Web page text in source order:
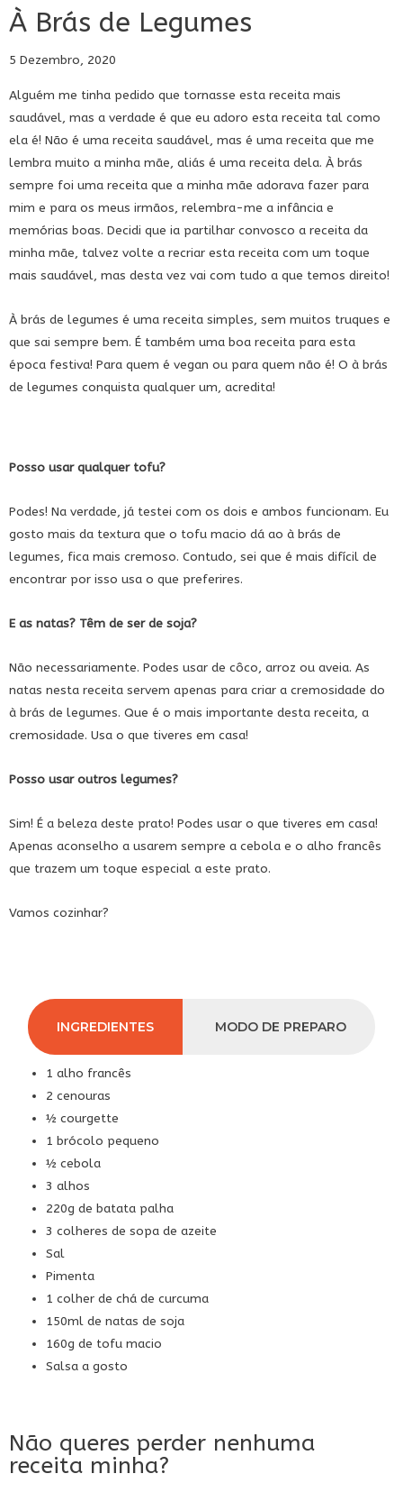
À Brás de Legumes
5 Dezembro, 2020
Alguém me tinha pedido que tornasse esta receita mais
saudável, mas a verdade é que eu adoro esta receita tal como
ela é! Não é uma receita saudável, mas é uma receita que me
lembra muito a minha mãe, aliás é uma receita dela. À brás
sempre foi uma receita que a minha mãe adorava fazer para
mim e para os meus irmãos, relembra-me a infância e
memórias boas. Decidi que ia partilhar convosco a receita da
minha mãe, talvez volte a recriar esta receita com um toque
mais saudável, mas desta vez vai com tudo a que temos direito!
À brás de legumes é uma receita simples, sem muitos truques e
que sai sempre bem. É também uma boa receita para esta
época festiva! Para quem é vegan ou para quem não é! O à brás
de legumes conquista qualquer um, acredita!
Posso usar qualquer tofu?
Podes! Na verdade, já testei com os dois e ambos funcionam. Eu
gosto mais da textura que o tofu macio dá ao à brás de
legumes, fica mais cremoso. Contudo, sei que é mais difícil de
encontrar por isso usa o que preferires.
E as natas? Têm de ser de soja?
Não necessariamente. Podes usar de côco, arroz ou aveia. As
natas nesta receita servem apenas para criar a cremosidade do
à brás de legumes. Que é o mais importante desta receita, a
cremosidade. Usa o que tiveres em casa!
Posso usar outros legumes?
Sim! É a beleza deste prato! Podes usar o que tiveres em casa!
Apenas aconselho a usarem sempre a cebola e o alho francês
que trazem um toque especial a este prato.
Vamos cozinhar?
INGREDIENTES MODO DE PREPARO
1 alho francês
2 cenouras
½ courgette
1 brócolo pequeno
½ cebola
3 alhos
220g de batata palha
3 colheres de sopa de azeite
Sal
Pimenta
1 colher de chá de curcuma
150ml de natas de soja
160g de tofu macio
Salsa a gosto
Não queres perder nenhuma
receita minha?